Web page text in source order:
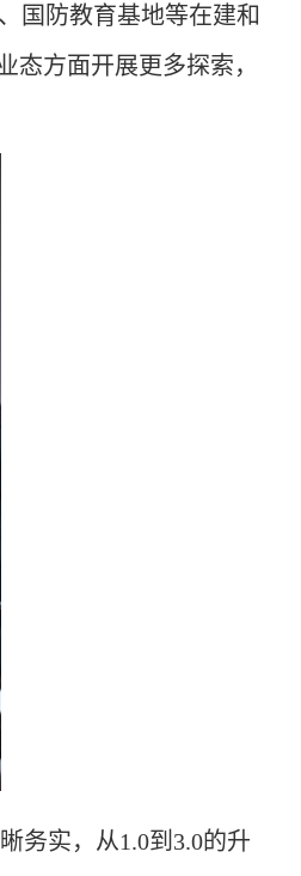
国防教育基地等在建和
态方面开展更多探索，
务实，从1.0到3.0的升